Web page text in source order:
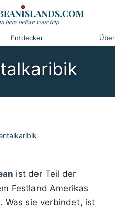
Entdecker
ist der Teil der
Festland Amerikas
Was sie verbindet, ist